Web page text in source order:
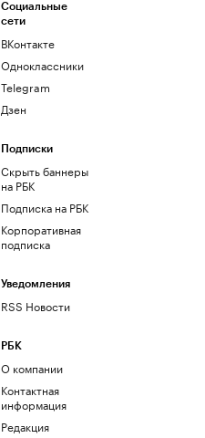
Социальные
сети
ВКонтакте
Одноклассники
Telegram
Дзен
Подписки
Скрыть баннеры
на РБК
Подписка на РБК
Корпоративная
подписка
Уведомления
RSS Новости
РБК
О компании
Контактная
информация
Редакция